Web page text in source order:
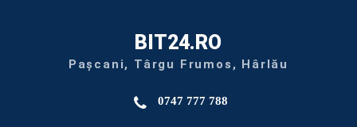
BIT24.RO
Pașcani, Târgu Frumos, Hârlău
0747 777 788